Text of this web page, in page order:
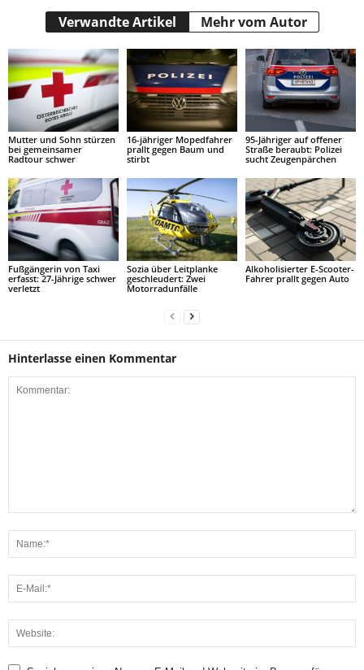
Verwandte Artikel Mehr vom Autor
Mutter und Sohn stürzen
bei gemeinsamer
Radtour schwer
16-jähriger Mopedfahrer
prallt gegen Baum und
stirbt
95-Jähriger auf offener
Straße beraubt: Polizei
sucht Zeugenpärchen
Fußgängerin von Taxi
erfasst: 27-Jährige schwer
verletzt
Sozia über Leitplanke
geschleudert: Zwei
Motorradunfälle
Alkoholisierter E-Scooter-
Fahrer prallt gegen Auto
Hinterlasse einen Kommentar